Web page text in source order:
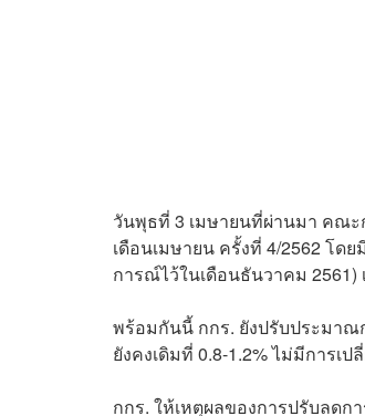
วันพุธที่ 3 เมษายนที่ผ่านมา คณะ
เดือนเมษายน ครั้งที่ 4/2562 โด
การณ์ไว้ในเดือนธันวาคม 2561)
พร้อมกันนี้ กกร. ยังปรับประมาณ
ยังคงเดิมที่ 0.8-1.2% ไม่มีการเป
กกร. ให้เหตุผลของการปรับลด